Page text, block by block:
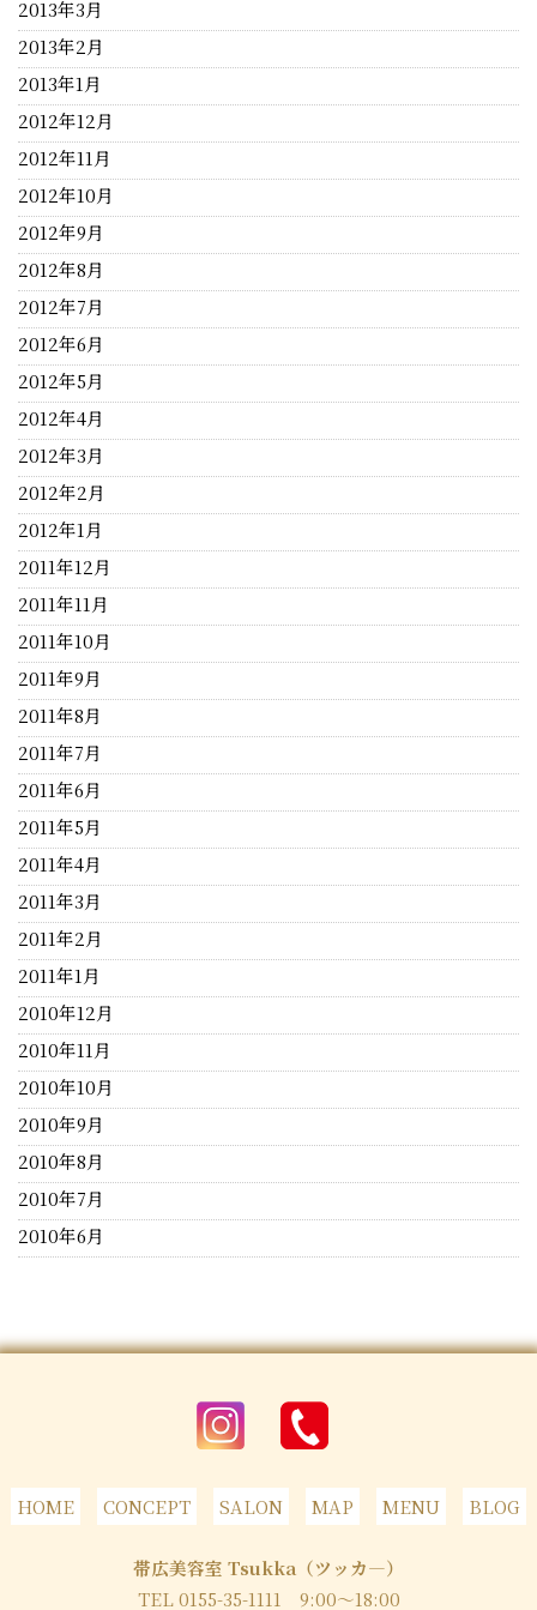
2013年3月
2013年2月
2013年1月
2012年12月
2012年11月
2012年10月
2012年9月
2012年8月
2012年7月
2012年6月
2012年5月
2012年4月
2012年3月
2012年2月
2012年1月
2011年12月
2011年11月
2011年10月
2011年9月
2011年8月
2011年7月
2011年6月
2011年5月
2011年4月
2011年3月
2011年2月
2011年1月
2010年12月
2010年11月
2010年10月
2010年9月
2010年8月
2010年7月
2010年6月
HOME CONCEPT SALON MAP MENU BLOG
帯広美容室 Tsukka（ツッカ―）
TEL 0155-35-1111 9:00～18:00